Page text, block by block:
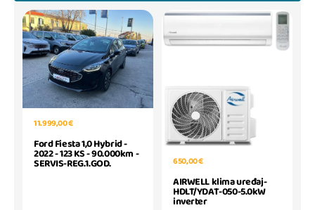
11.999,00 €
Ford Fiesta 1,0 Hybrid -
2022 - 123 KS - 90.000km -
SERVIS-REG.1.GOD. 650,00 €
AIRWELL klima uređaj-
HDLT/YDAT-050-5.0kW
inverter